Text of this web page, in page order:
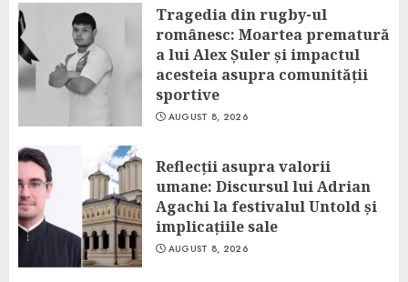
Tragedia din rugby-ul
românesc: Moartea prematură
a lui Alex Șuler și impactul
acesteia asupra comunității
sportive
AUGUST 8, 2026
Reflecții asupra valorii
umane: Discursul lui Adrian
Agachi la festivalul Untold și
implicațiile sale
AUGUST 8, 2026